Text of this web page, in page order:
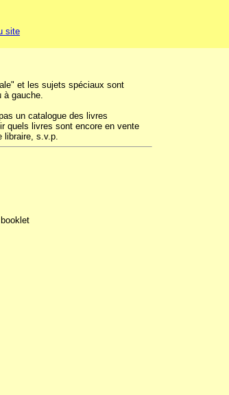
site
et les sujets spéciaux sont
à gauche.
un catalogue des livres
quels livres sont encore en vente
libraire, s.v.p.